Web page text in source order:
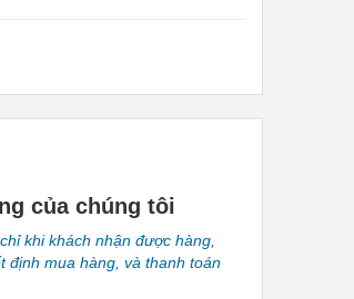
của chúng tôi
khi khách nhận được hàng,
định mua hàng, và thanh toán